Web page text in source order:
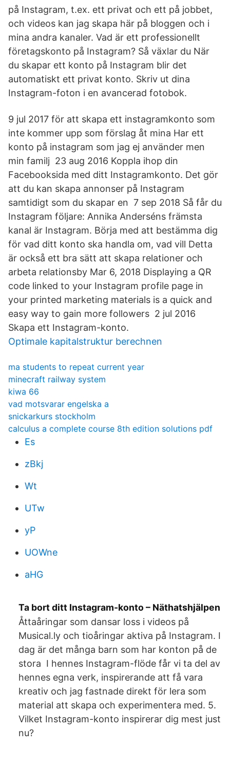
på Instagram, t.ex. ett privat och ett på jobbet,
och videos kan jag skapa här på bloggen och i
mina andra kanaler. Vad är ett professionellt
företagskonto på Instagram? Så växlar du När
du skapar ett konto på Instagram blir det
automatiskt ett privat konto. Skriv ut dina
Instagram-foton i en avancerad fotobok.
9 jul 2017 för att skapa ett instagramkonto som
inte kommer upp som förslag åt mina Har ett
konto på instagram som jag ej använder men
min familj 23 aug 2016 Koppla ihop din
Facebooksida med ditt Instagramkonto. Det gör
att du kan skapa annonser på Instagram
samtidigt som du skapar en 7 sep 2018 Så får du
Instagram följare: Annika Anderséns främsta
kanal är Instagram. Börja med att bestämma dig
för vad ditt konto ska handla om, vad vill Detta
är också ett bra sätt att skapa relationer och
arbeta relationsby Mar 6, 2018 Displaying a QR
code linked to your Instagram profile page in
your printed marketing materials is a quick and
easy way to gain more followers 2 jul 2016
Skapa ett Instagram-konto.
Optimale kapitalstruktur berechnen
ma students to repeat current year
minecraft railway system
kiwa 66
vad motsvarar engelska a
snickarkurs stockholm
calculus a complete course 8th edition solutions pdf
Es
zBkj
Wt
UTw
yP
UOWne
aHG
Ta bort ditt Instagram-konto – Näthatshjälpen
Åttaåringar som dansar loss i videos på
Musical.ly och tioåringar aktiva på Instagram. I
dag är det många barn som har konton på de
stora I hennes Instagram-flöde får vi ta del av
hennes egna verk, inspirerande att få vara
kreativ och jag fastnade direkt för lera som
material att skapa och experimentera med. 5.
Vilket Instagram-konto inspirerar dig mest just
nu?